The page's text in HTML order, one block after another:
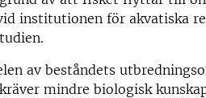
institutionen för akvatiska
av beståndets
mindre biologisk